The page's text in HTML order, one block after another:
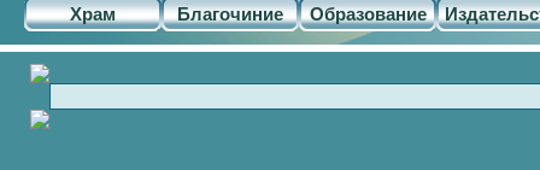
Храм Благочиние Образование